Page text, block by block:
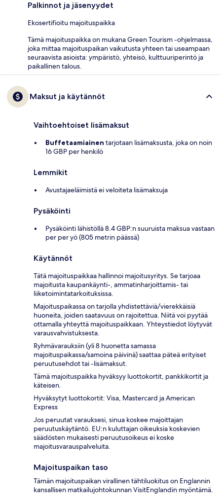
Palkinnot ja jäsenyydet
Ekosertifioitu majoituspaikka
Tämä majoituspaikka on mukana Green Tourism -ohjelmassa,
joka mittaa majoituspaikan vaikutusta yhteen tai useampaan
seuraavista asioista: ympäristö, yhteisö, kulttuuriperintö ja
paikallinen talous.
Maksut ja käytännöt
Vaihtoehtoiset lisämaksut
Buffetaamiainen tarjotaan lisämaksusta, joka on noin
16 GBP per henkilö
Lemmikit
Avustajaeläimistä ei veloiteta lisämaksuja
Pysäköinti
Pysäköinti lähistöllä 8.4 GBP:n suuruista maksua vastaan
per per yö (805 metrin päässä)
Käytännöt
Tätä majoituspaikkaa hallinnoi majoitusyritys. Se tarjoaa
majoitusta kaupankäynti-, ammatinharjoittamis- tai
liiketoimintatarkoituksissa.
Majoituspaikassa on tarjolla yhdistettäviä/vierekkäisiä
huoneita, joiden saatavuus on rajoitettua. Niitä voi pyytää
ottamalla yhteyttä majoituspaikkaan. Yhteystiedot löytyvät
varausvahvistuksesta.
Ryhmävarauksiin (yli 8 huonetta samassa
majoituspaikassa/samoina päivinä) saattaa päteä erityiset
peruutusehdot tai -lisämaksut.
Tämä majoituspaikka hyväksyy luottokortit, pankkikortit ja
käteisen.
Hyväksytyt luottokortit: Visa, Mastercard ja American
Express
Jos peruutat varauksesi, sinua koskee majoittajan
peruutuskäytäntö. EU:n kuluttajan oikeuksia koskevien
säädösten mukaisesti peruutusoikeus ei koske
majoitusvarauspalveluita.
Majoituspaikan taso
Tämän majoituspaikan virallinen tähtiluokitus on Englannin
kansallisen matkailujohtokunnan VisitEnglandin myöntämä.